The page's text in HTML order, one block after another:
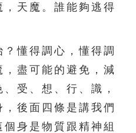
天魔。誰能夠逃得
懂得調心，懂得調
盡可能的避免，減
受、想、行、識，
後面四條是講我們
身是物質跟精神組